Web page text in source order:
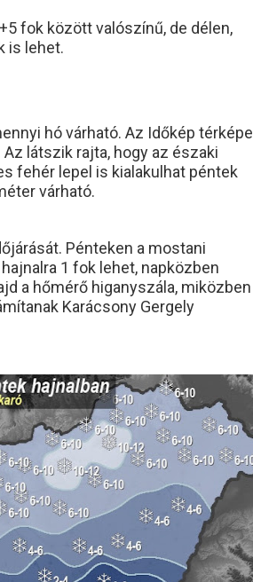
fok között valószínű, de délen,
is lehet.
hó várható. Az Időkép térképe
látszik rajta, hogy az északi
fehér lepel is kialakulhat péntek
várható.
Pénteken a mostani
1 fok lehet, napközben
a hőmérő higanyszála, miközben
Karácsony Gergely